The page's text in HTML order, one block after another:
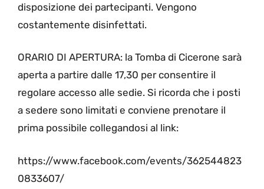
disposizione dei partecipanti. Vengono
costantemente disinfettati.
ORARIO DI APERTURA: la Tomba di Cicerone sarà
aperta a partire dalle 17,30 per consentire il
regolare accesso alle sedie. Si ricorda che i posti
a sedere sono limitati e conviene prenotare il
prima possibile collegandosi al link:
https://www.facebook.com/events/362544823
0833607/